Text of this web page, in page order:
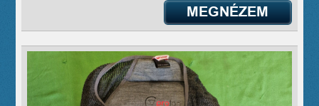
MEGNÉZEM